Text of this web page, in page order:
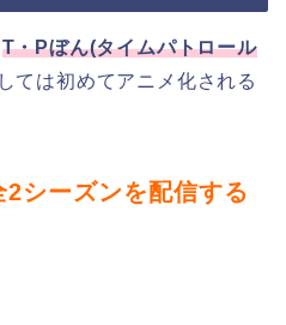
T・Pぼん(タイムパトロール
ては初めてアニメ化される
シーズンを配信する